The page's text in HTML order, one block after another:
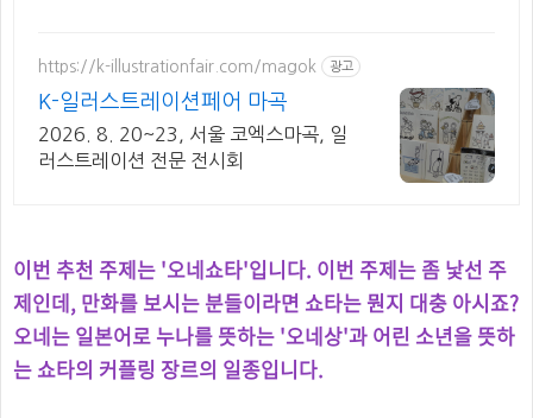
https://k-illustrationfair.com/magok 광고
K-일러스트레이션페어 마곡
2026. 8. 20~23, 서울 코엑스마곡, 일
러스트레이션 전문 전시회
이번 추천 주제는 '오네쇼타'입니다. 이번 주제는 좀 낯선 주
제인데, 만화를 보시는 분들이라면 쇼타는 뭔지 대충 아시죠?
오네는 일본어로 누나를 뜻하는 '오네상'과 어린 소년을 뜻하
는 쇼타의 커플링 장르의 일종입니다.